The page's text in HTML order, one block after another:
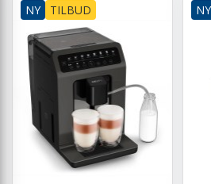
NY TILBUD NY